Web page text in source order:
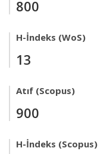
800
H-İndeks (WoS)
13
Atıf (Scopus)
900
H-İndeks (Scopus)